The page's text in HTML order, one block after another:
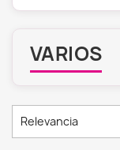
VARIOS
Relevancia